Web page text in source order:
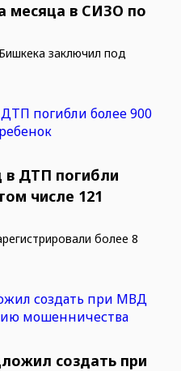
месяца в СИЗО по
заключил под
в ДТП погибли
числе 121
более 8
создать при